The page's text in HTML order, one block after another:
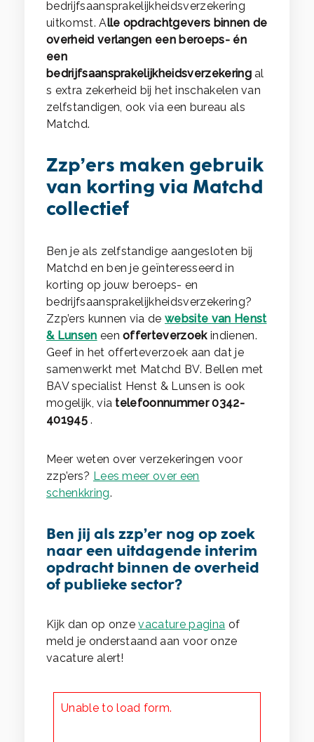
bedrijfsaansprakelijkheidsverzekering
uitkomst. Alle opdrachtgevers binnen de
overheid verlangen een beroeps- én
een
bedrijfsaansprakelijkheidsverzekeringal
s extra zekerheid bij het inschakelen van
zelfstandigen, ook via een bureau als
Matchd.
Zzp’ers maken gebruik
van korting via Matchd
collectief
Ben je als zelfstandige aangesloten bij
Matchd en ben je geïnteresseerd in
korting op jouw beroeps- en
bedrijfsaansprakelijkheidsverzekering?
Zzp’ers kunnen via dewebsite van Henst
& Lunsen eenofferteverzoekindienen.
Geef in het offerteverzoek aan dat je
samenwerkt met Matchd BV. Bellen met
BAV specialist Henst & Lunsen is ook
mogelijk, via telefoonnummer 0342-
401945.
Meer weten over verzekeringen voor
zzp’ers? Lees meer over een
schenkkring.
Ben jij als zzp’er nog op zoek
naar een uitdagende interim
opdracht binnen de overheid
of publieke sector?
Kijk dan op onzevacature pagina of
meld je onderstaand aan voor onze
vacature alert!
Unable to load form.